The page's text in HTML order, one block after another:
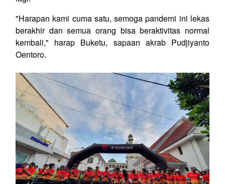
"Harapan kami cuma satu, semoga pandemi ini lekas
berakhir dan semua orang bisa beraktivitas normal
kembali," harap Buketu, sapaan akrab Pudjiyanto
Oentoro.